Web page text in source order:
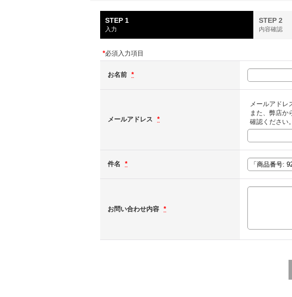
STEP 1
入力
STEP 2
内容確認
*必須入力項目
お名前 *
メールアドレス *
メールアドレ
また、弊店か
確認ください。
件名 *
お問い合わせ内容 *